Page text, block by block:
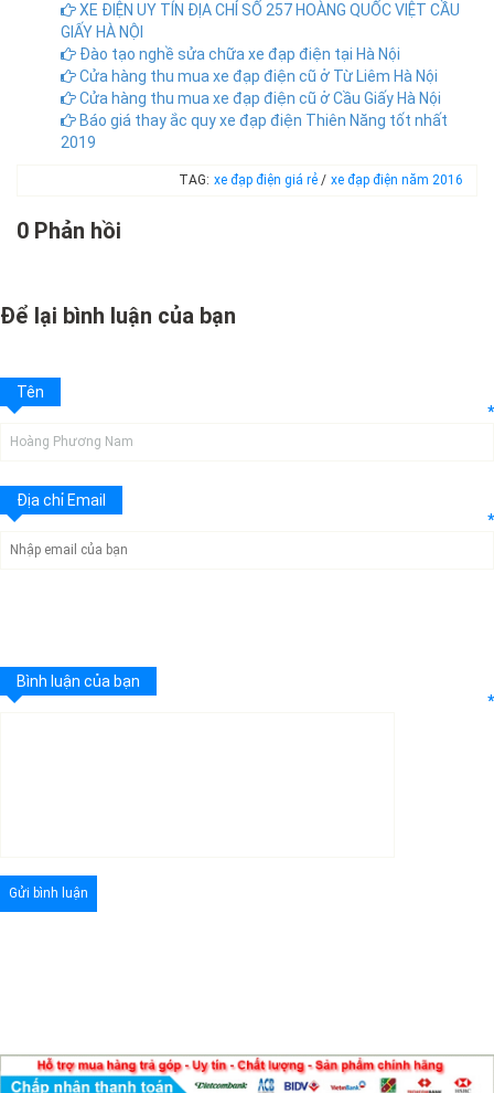
XE ĐIỆN UY TÍN ĐỊA CHỈ SỐ 257 HOÀNG QUỐC VIỆT CẦU
GIẤY HÀ NỘI
Đào tạo nghề sửa chữa xe đạp điện tại Hà Nội
Cửa hàng thu mua xe đạp điện cũ ở Từ Liêm Hà Nội
Cửa hàng thu mua xe đạp điện cũ ở Cầu Giấy Hà Nội
Báo giá thay ắc quy xe đạp điện Thiên Năng tốt nhất
2019
TAG: xe đạp điện giá rẻ / xe đạp điện năm 2016
0 Phản hồi
Để lại bình luận của bạn
Tên
*
Địa chỉ Email
*
Bình luận của bạn
*